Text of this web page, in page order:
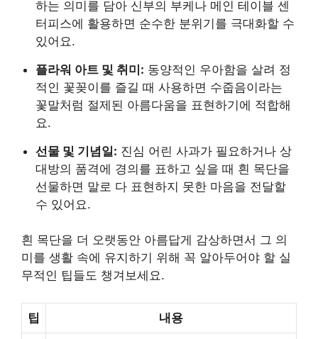
하는 의미를 담아 신부의 부케나 메인 테이블 센
터피스에 활용하면 순수한 분위기를 극대화할 수
있어요.
플라워 아트 및 취미: 동양적인 우아함을 살려 정
적인 꽃꽂이를 즐길 때 사용하면 수줍음이라는
꽃말처럼 절제된 아름다움을 표현하기에 적합해
요.
선물 및 기념일: 진심 어린 사과가 필요하거나 상
대방의 품격에 경의를 표하고 싶을 때 흰 목단을
선물하면 말로 다 표현하지 못한 마음을 전달할
수 있어요.
흰 목단을 더 오랫동안 아름답게 감상하면서 그 의
미를 생활 속에 유지하기 위해 꼭 알아두어야 할 실
무적인 팁들도 챙겨보세요.
팁 내용